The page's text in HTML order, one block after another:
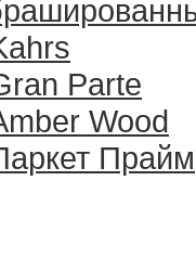
Parte
Wood
Прайм